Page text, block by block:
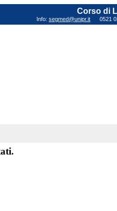
Corso di
Info: segmed@unipr.it 0521